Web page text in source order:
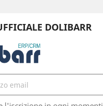
DOLIBARR